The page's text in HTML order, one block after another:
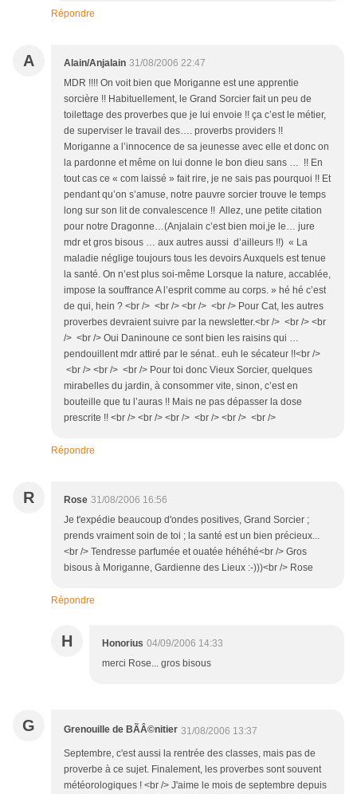
Répondre
A Alain/Anjalain 31/08/2006 22:47
MDR !!!! On voit bien que Moriganne est une apprentie
sorcière !! Habituellement, le Grand Sorcier fait un peu de
toilettage des proverbes que je lui envoie !! ça c’est le métier,
de superviser le travail des…. proverbs providers !!
Moriganne a l’innocence de sa jeunesse avec elle et donc on
la pardonne et même on lui donne le bon dieu sans … !! En
tout cas ce « com laissé » fait rire, je ne sais pas pourquoi !! Et
pendant qu’on s’amuse, notre pauvre sorcier trouve le temps
long sur son lit de convalescence !! Allez, une petite citation
pour notre Dragonne…(Anjalain c’est bien moi,je le… jure
mdr et gros bisous … aux autres aussi d’ailleurs !!) « La
maladie néglige toujours tous les devoirs Auxquels est tenue
la santé. On n’est plus soi-même Lorsque la nature, accablée,
impose la souffrance A l’esprit comme au corps. » hé hé c’est
de qui, hein ? <br /> <br /> <br /> <br /> Pour Cat, les autres
proverbes devraient suivre par la newsletter.<br /> <br /> <br
/> <br /> Oui Daninoune ce sont bien les raisins qui …
pendouillent mdr attiré par le sénat.. euh le sécateur !!<br />
<br /> <br /> <br /> Pour toi donc Vieux Sorcier, quelques
mirabelles du jardin, à consommer vite, sinon, c’est en
bouteille que tu l’auras !! Mais ne pas dépasser la dose
prescrite !! <br /> <br /> <br /> <br /> <br /> <br />
Répondre
R Rose 31/08/2006 16:56
Je t'expédie beaucoup d'ondes positives, Grand Sorcier ;
prends vraiment soin de toi ; la santé est un bien précieux...
<br /> Tendresse parfumée et ouatée héhéhé<br /> Gros
bisous à Moriganne, Gardienne des Lieux :-)))<br /> Rose
Répondre
H Honorius 04/09/2006 14:33
merci Rose... gros bisous
G Grenouille de BÃÂ©nitier 31/08/2006 13:37
Septembre, c'est aussi la rentrée des classes, mais pas de
proverbe à ce sujet. Finalement, les proverbes sont souvent
météorologiques ! <br /> J'aime le mois de septembre depuis